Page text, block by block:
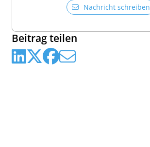
Nachricht schreiben
Beitrag teilen